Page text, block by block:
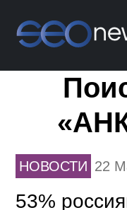
НОВОСТИ 22
53%